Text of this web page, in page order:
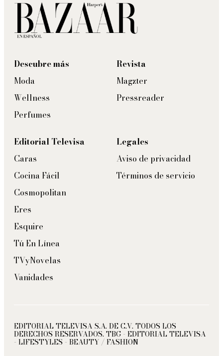
Descubre más
Moda
Wellness
Perfumes
Revista
Magzter
Pressreader
Editorial Televisa
Caras
Cocina Fácil
Cosmopolitan
Eres
Esquire
Tú En Línea
TVyNovelas
Vanidades
Legales
Aviso de privacidad
Términos de servicio
EDITORIAL TELEVISA S.A. DE C.V. TODOS LOS
DERECHOS RESERVADOS. TBG - EDITORIAL TELEVISA
- LIFESTYLES - BEAUTY / FASHION